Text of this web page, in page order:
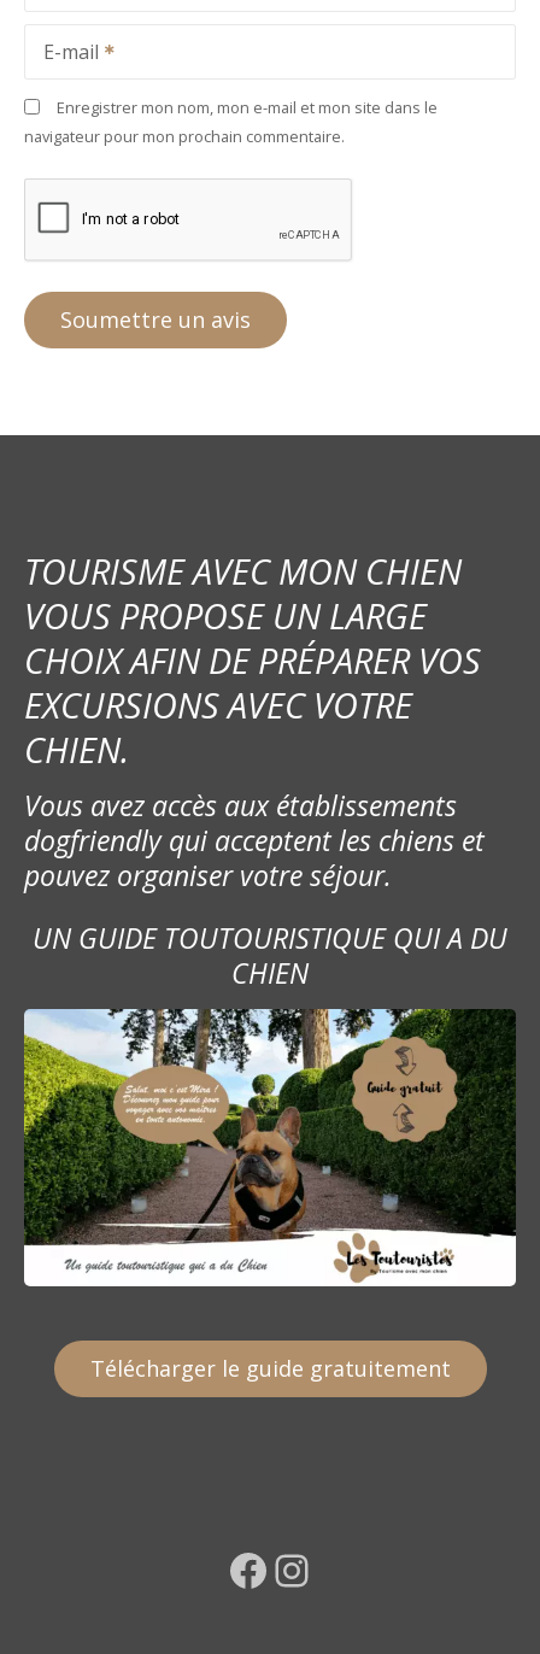
E-mail
Enregistrer mon nom, mon e-mail et mon site dans le
navigateur pour mon prochain commentaire.
TOURISME AVEC MON CHIEN
VOUS PROPOSE UN LARGE
CHOIX AFIN DE PRÉPARER VOS
EXCURSIONS AVEC VOTRE
CHIEN.
Vous avez accès aux établissements
dogfriendly qui acceptent les chiens et
pouvez organiser votre séjour.
UN GUIDE TOUTOURISTIQUE QUI A DU
CHIEN
Télécharger le guide gratuitement
Facebook Instagram